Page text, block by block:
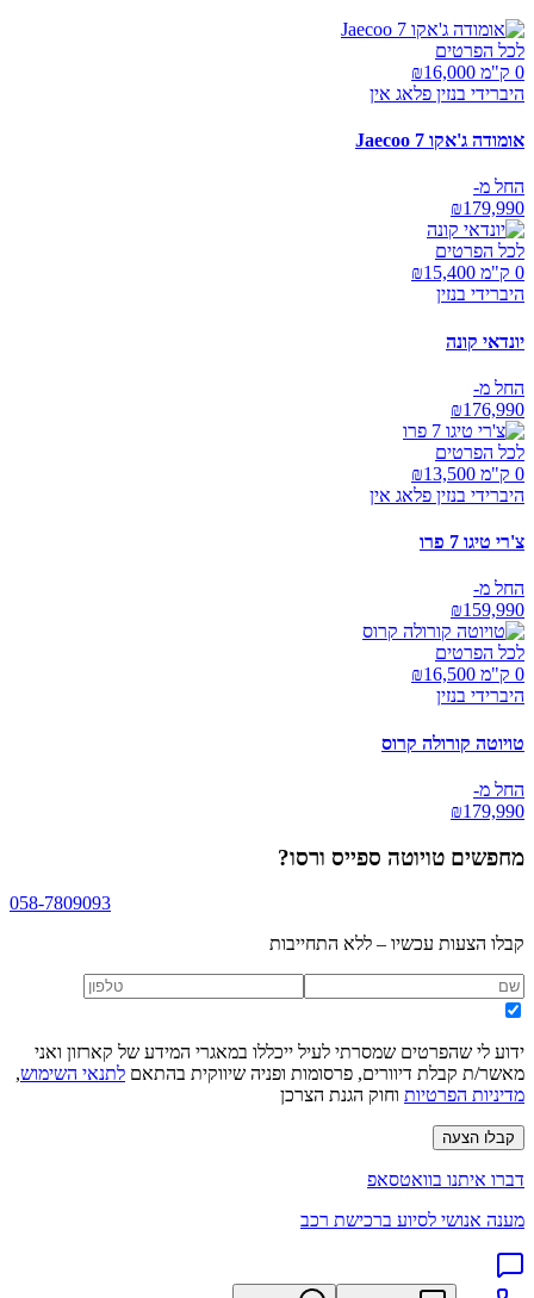
לכל הפרטים
0 ק"מ ₪
16,000
היברידי בנזין פלאג אין
אומודה ג'אקו Jaecoo 7
החל מ-
₪179,990
לכל הפרטים
0 ק"מ ₪
15,400
היברידי בנזין
יונדאי קונה
החל מ-
₪176,990
לכל הפרטים
0 ק"מ ₪
13,500
היברידי בנזין פלאג אין
צ'רי טיגו 7 פרו
החל מ-
₪159,990
לכל הפרטים
0 ק"מ ₪
16,500
היברידי בנזין
טויוטה קורולה קרוס
החל מ-
₪179,990
מחפשים טויוטה ספייס ורסו?
058-7809093
קבלו הצעות עכשיו – ללא התחייבות
ידוע לי שהפרטים שמסרתי לעיל ייכללו במאגרי המידע של קארזון ואני
מאשר/ת קבלת דיוורים, פרסומות ופניה שיווקית בהתאם לתנאי השימוש,
מדיניות הפרטיות וחוק הגנת הצרכן
קבלו הצעה
דברו איתנו בוואטסאפ
מענה אנושי לסיוע ברכישת רכב